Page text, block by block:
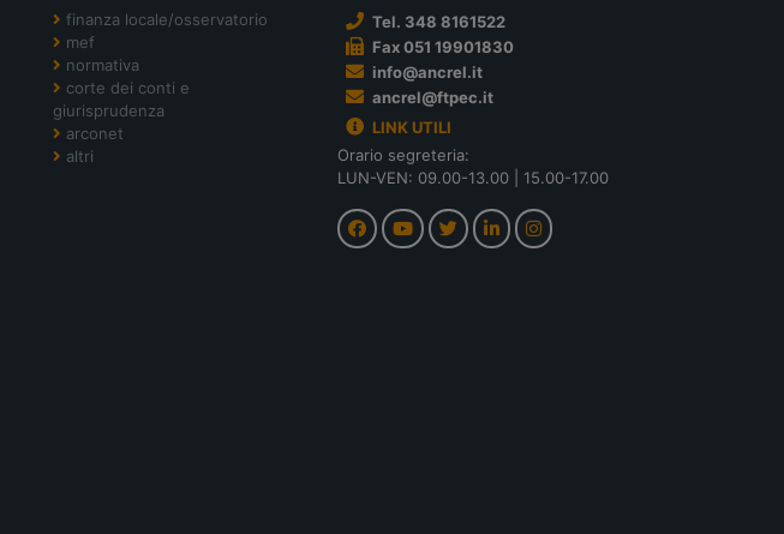
finanza locale/osservatorio
mef
normativa
corte dei conti e
giurisprudenza
arconet
altri
Tel. 348 8161522
Fax 051 19901830
info@ancrel.it
ancrel@ftpec.it
LINK UTILI
Orario segreteria:
LUN-VEN: 09.00-13.00 | 15.00-17.00